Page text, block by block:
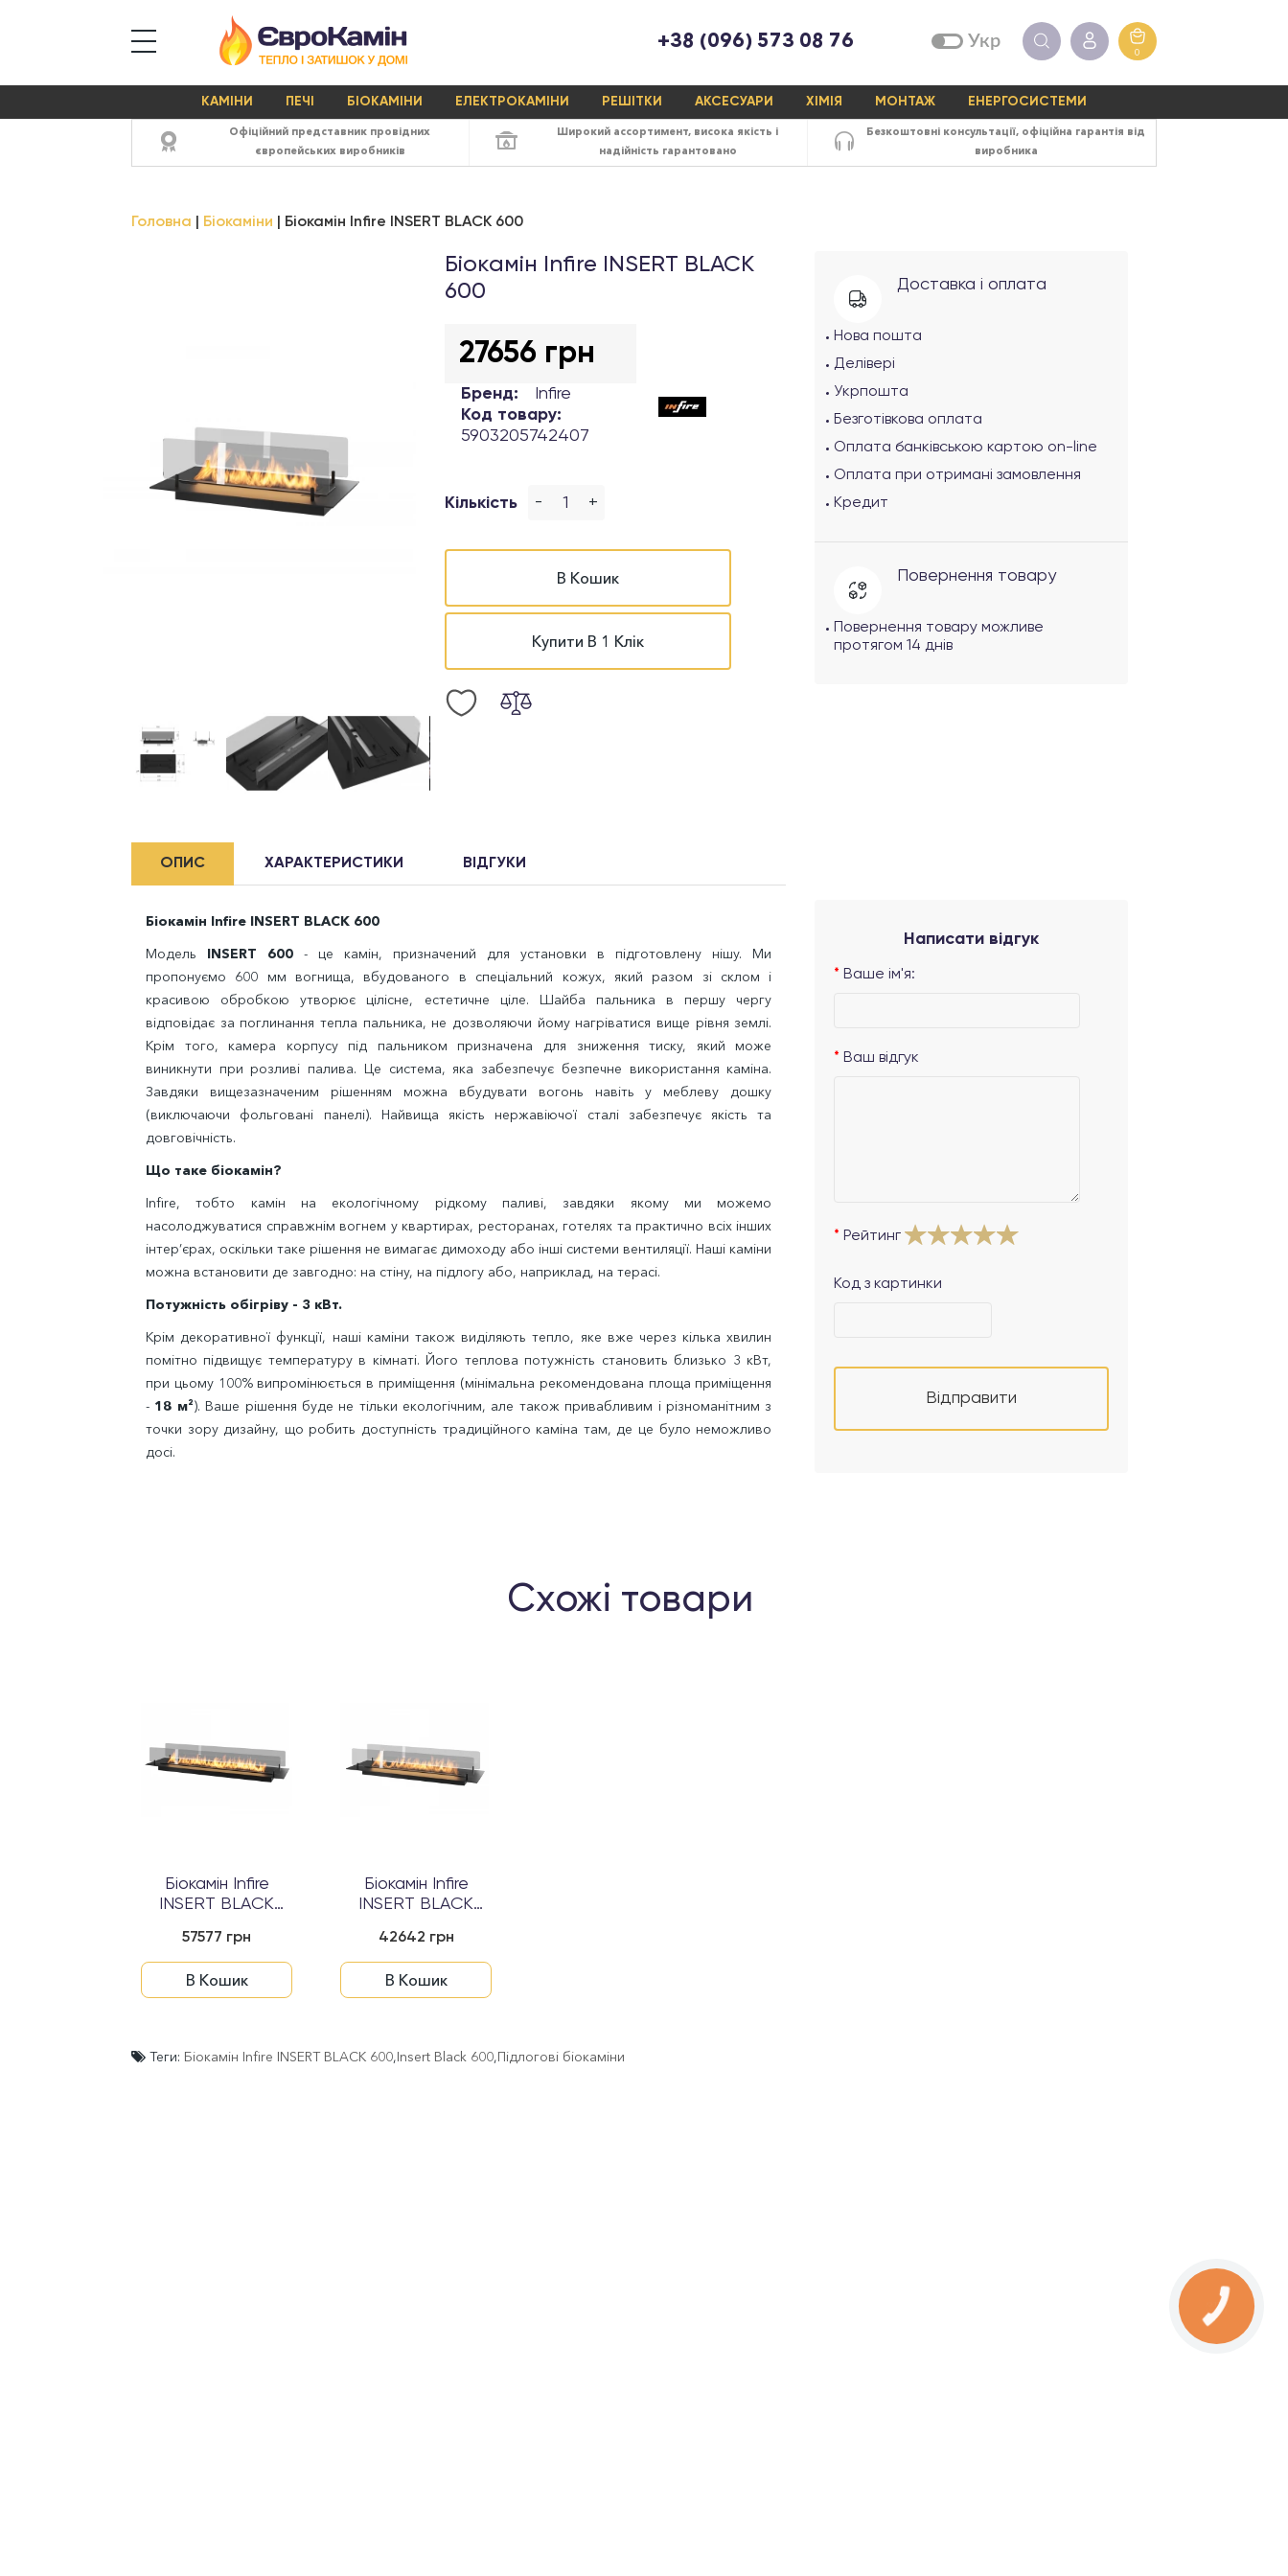
+38 (096) 573 08 76 Укр
0
КАМІНИ ПЕЧІ БІОКАМІНИ ЕЛЕКТРОКАМІНИ РЕШІТКИ АКСЕСУАРИ ХІМІЯ МОНТАЖ ЕНЕРГОСИСТЕМИ
Офіційний представник провідних
європейських виробників
Широкий ассортимент, висока якість і
надійність гарантовано
Безкоштовні консультації, офіційна гарантія від
виробника
Головна Біокаміни Біокамін Infire INSERT BLACK 600
Біокамін Infire INSERT BLACK
600
27656 грн
Бренд:
Infire
Код товару:
5903205742407
Кількість - +
В Кошик
Купити В 1 Клік
Доставка і оплата
Нова пошта
Делівері
Укрпошта
Безготівкова оплата
Оплата банківською картою on-line
Оплата при отримані замовлення
Кредит
Повернення товару
Повернення товару можливе
протягом 14 днів
ОПИС ХАРАКТЕРИСТИКИ ВІДГУКИ
Біокамін Infire INSERT BLACK 600
Модель INSERT 600 - це камін, призначений для установки в підготовлену нішу. Ми
пропонуємо 600 мм вогнища, вбудованого в спеціальний кожух, який разом зі склом і
красивою обробкою утворює цілісне, естетичне ціле. Шайба пальника в першу чергу
відповідає за поглинання тепла пальника, не дозволяючи йому нагріватися вище рівня землі.
Крім того, камера корпусу під пальником призначена для зниження тиску, який може
виникнути при розливі палива. Це система, яка забезпечує безпечне використання каміна.
Завдяки вищезазначеним рішенням можна вбудувати вогонь навіть у меблеву дошку
(виключаючи фольговані панелі). Найвища якість нержавіючої сталі забезпечує якість та
довговічність.
Що таке біокамін?
Infire, тобто камін на екологічному рідкому паливі, завдяки якому ми можемо
насолоджуватися справжнім вогнем у квартирах, ресторанах, готелях та практично всіх інших
інтер’єрах, оскільки таке рішення не вимагає димоходу або інші системи вентиляції. Наші каміни
можна встановити де завгодно: на стіну, на підлогу або, наприклад, на терасі.
Потужність обігріву - 3 кВт.
Крім декоративної функції, наші каміни також виділяють тепло, яке вже через кілька хвилин
помітно підвищує температуру в кімнаті. Його теплова потужність становить близько 3 кВт,
при цьому 100% випромінюється в приміщення (мінімальна рекомендована площа приміщення
- 18 м²). Ваше рішення буде не тільки екологічним, але також привабливим і різноманітним з
точки зору дизайну, що робить доступність традиційного каміна там, де це було неможливо
досі.
Написати відгук
Ваше ім'я:
Ваш відгук
Рейтинг
Код з картинки
Відправити
Схожі товари
Біокамін Infire
INSERT BLACK
57577 грн
В Кошик
Біокамін Infire
INSERT BLACK
42642 грн
В Кошик
Теги: Біокамін Infire INSERT BLACK 600,Insert Black 600,Підлогові біокаміни
КНОПКА
ЗВ'ЯЗКУ